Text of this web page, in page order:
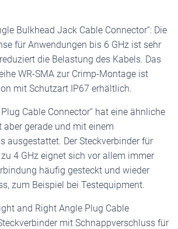
Bulkhead Jack Cable Connector“: Die
für Anwendungen bis 6 GHz ist sehr
die Belastung des Kabels. Das
WR-SMA zur Crimp-Montage ist
mit Schutzart IP67 erhältlich.
Cable Connector“ hat eine ähnliche
aber gerade und mit einem
ausgestattet. Der Steckverbinder für
4 GHz eignet sich vor allem immer
häufig gesteckt und wieder
zum Beispiel bei Testequipment.
and Right Angle Plug Cable
mit Schnappverschluss für